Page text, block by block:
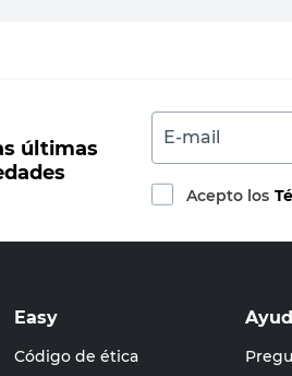
últimas
E-mail
Acepto los
Easy
Código de ética